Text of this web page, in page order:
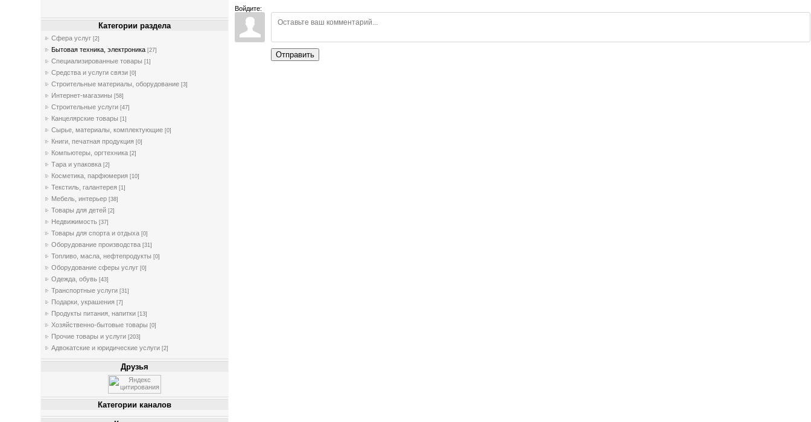
Категории раздела
Cфера услуг [2]
Бытовая техника, электроника [27]
Специализированные товары [1]
Средства и услуги связи [0]
Строительные материалы, оборудование [3]
Интернет-магазины [58]
Строительные услуги [47]
Канцелярские товары [1]
Сырье, материалы, комплектующие [0]
Книги, печатная продукция [0]
Компьютеры, оргтехника [2]
Тара и упаковка [2]
Косметика, парфюмерия [10]
Текстиль, галантерея [1]
Мебель, интерьер [38]
Товары для детей [2]
Недвижимость [37]
Товары для спорта и отдыха [0]
Оборудование производства [31]
Топливо, масла, нефтепродукты [0]
Оборудование сферы услуг [0]
Одежда, обувь [43]
Транспортные услуги [31]
Подарки, украшения [7]
Продукты питания, напитки [13]
Хозяйственно-бытовые товары [0]
Прочие товары и услуги [203]
Адвокатские и юридические услуги [2]
Друзья
Категории каналов
Войдите:
Отправить